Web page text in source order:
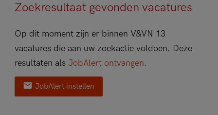
Zoekresultaat gevonden vacatures
Op dit moment zijn er binnen V&VN 13
vacatures die aan uw zoekactie voldoen. Deze
resultaten als JobAlert ontvangen.
JobAlert instellen